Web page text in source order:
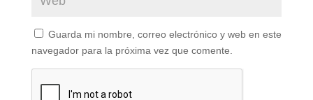
Guarda mi nombre, correo electrónico y web en este
navegador para la próxima vez que comente.